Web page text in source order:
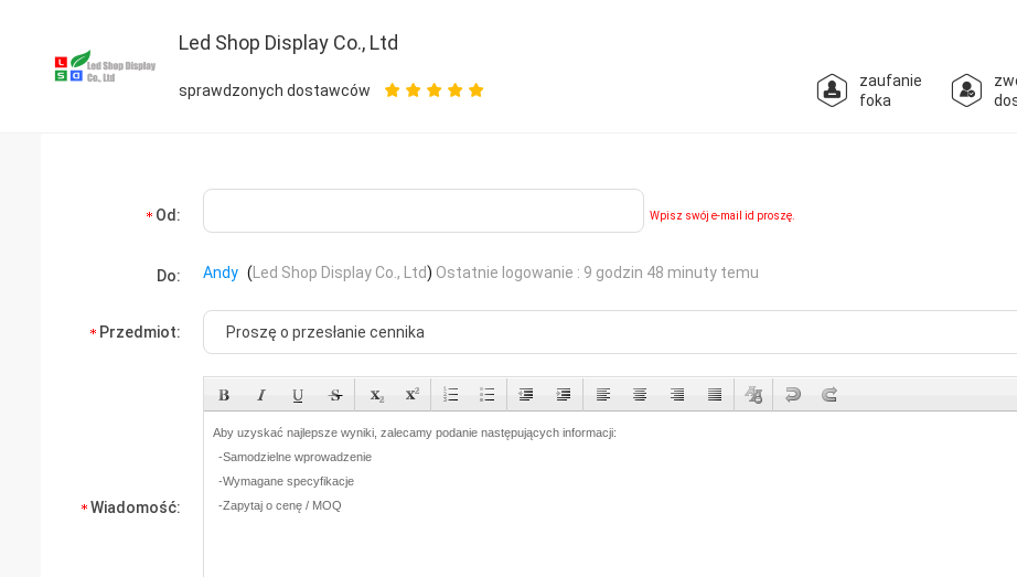
Led Shop Display Co., Ltd
sprawdzonych dostawców
zaufanie
foka
Od: Wpisz swój e-mail id proszę.
Do: Andy ( Led Shop Display Co., Ltd) Ostatnie logowanie : 9 godzin 48 minuty temu
Przedmiot:
Wiadomość: